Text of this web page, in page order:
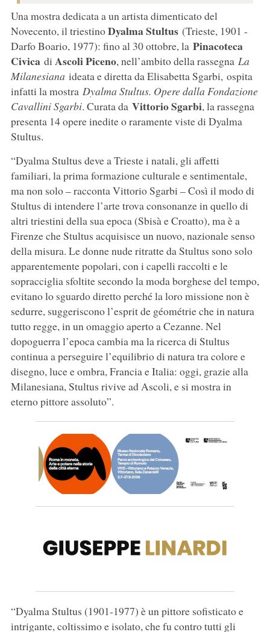
Una mostra dedicata a un artista dimenticato del
Novecento, il triestinoDyalma Stultus (Trieste, 1901 -
Darfo Boario, 1977): fino al 30 ottobre, la Pinacoteca
Civica di Ascoli Piceno, nell’ambito della rassegna La
Milanesiana ideata e diretta da Elisabetta Sgarbi, ospita
infatti la mostra Dyalma Stultus. Opere dalla Fondazione
Cavallini Sgarbi. Curata da Vittorio Sgarbi, la rassegna
presenta 14 opere inedite o raramente viste di Dyalma
Stultus.
“Dyalma Stultus deve a Trieste i natali, gli affetti
familiari, la prima formazione culturale e sentimentale,
ma non solo – racconta Vittorio Sgarbi – Così il modo di
Stultus di intendere l’arte trova consonanze in quello di
altri triestini della sua epoca (Sbisà e Croatto), ma è a
Firenze che Stultus acquisisce un nuovo, nazionale senso
della misura. Le donne nude ritratte da Stultus sono solo
apparentemente popolari, con i capelli raccolti e le
sopracciglia sfoltite secondo la moda borghese del tempo,
evitano lo sguardo diretto perché la loro missione non è
sedurre, suggeriscono l’esprit de géométrie che in natura
tutto regge, in un omaggio aperto a Cezanne. Nel
dopoguerra l’epoca cambia ma la ricerca di Stultus
continua a perseguire l’equilibrio di natura tra colore e
disegno, luce e ombra, Francia e Italia: oggi, grazie alla
Milanesiana, Stultus rivive ad Ascoli, e si mostra in
eterno pittore assoluto”.
“Dyalma Stultus (1901-1977) è un pittore sofisticato e
intrigante, coltissimo e isolato, che fu contro tutti gli